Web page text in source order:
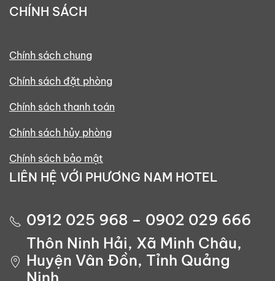
CHÍNH SÁCH
Chính sách chung
Chính sách đặt phòng
Chính sách thanh toán
Chính sách hủy phòng
Chính sách bảo mật
LIÊN HỆ VỚI PHƯƠNG NAM HOTEL
0912 025 968 – 0902 029 666
Thôn Ninh Hải, Xã Minh Châu,
Huyện Vân Đồn, Tỉnh Quảng